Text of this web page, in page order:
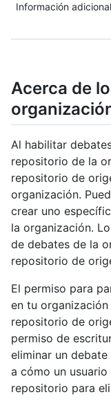
Información adicional
Acerca de
Al habilitar
repositorio de la
repositorio de
organización.
crear uno
la organización.
de debates de la
repositorio de
El permiso para
en tu
repositorio de
permiso de
eliminar un
a cómo un
repositorio para